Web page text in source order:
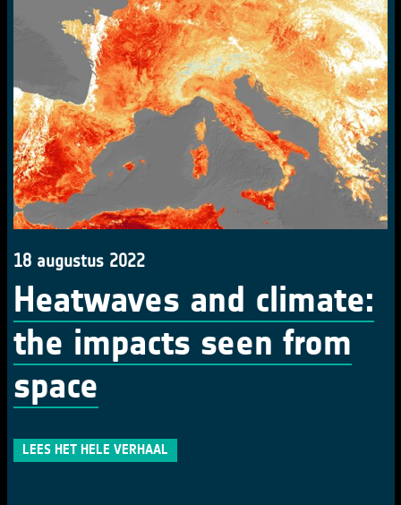
18 augustus 2022
Heatwaves and climate:
the impacts seen from
space
LEES HET HELE VERHAAL